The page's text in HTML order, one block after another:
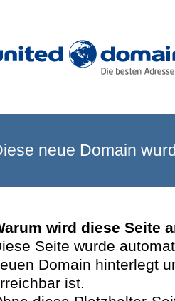
neue Domain
wird diese Seite
Seite wurde
Domain hinterlegt
ist.